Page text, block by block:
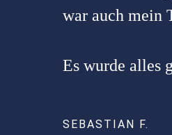
war auch mein
Es wurde alles
SEBASTIAN F.